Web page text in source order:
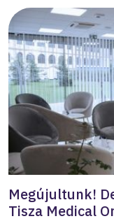
Megújultunk!
Tisza Medical